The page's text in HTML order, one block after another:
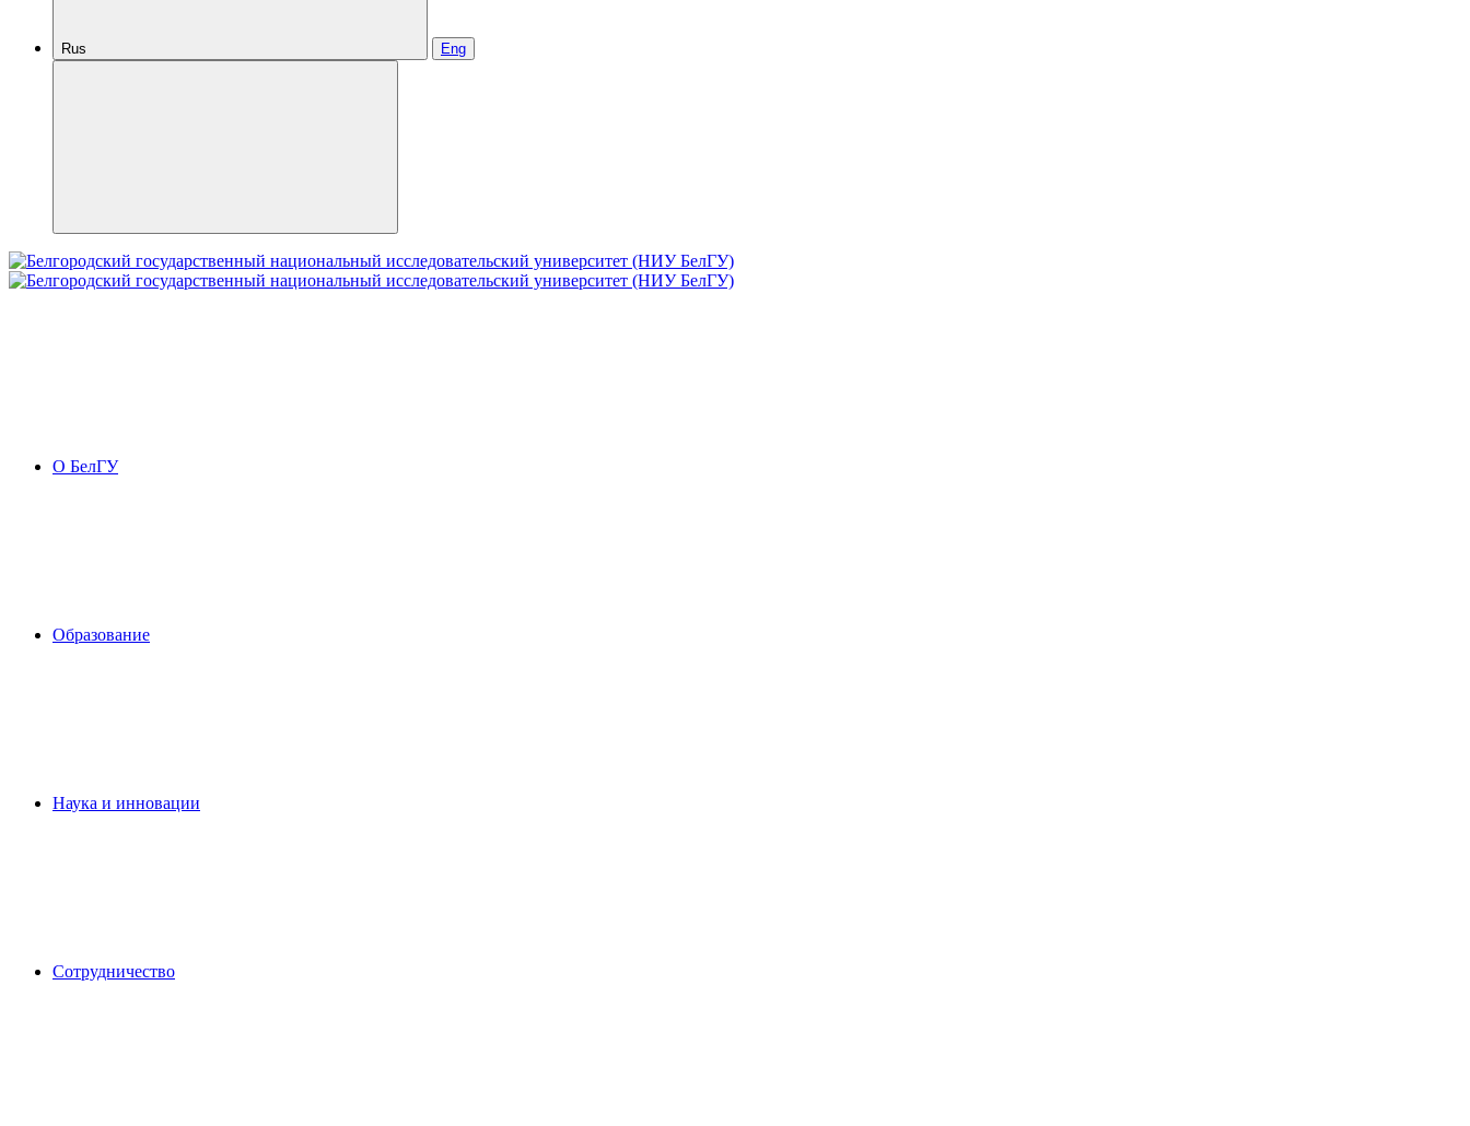
Rus Eng
О БелГУ
Образование
Наука и инновации
Сотрудничество